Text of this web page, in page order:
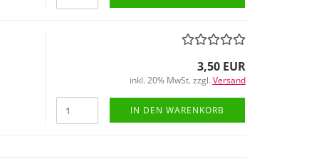
3,50 EUR
inkl. 20% MwSt. zzgl. Versand
IN DEN WARENKORB